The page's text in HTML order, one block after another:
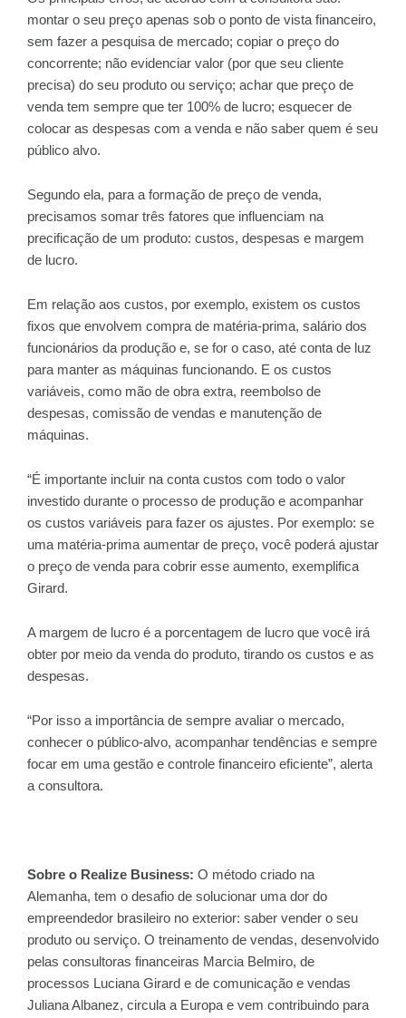
montar o seu preço apenas sob o ponto de vista financeiro,
sem fazer a pesquisa de mercado; copiar o preço do
concorrente; não evidenciar valor (por que seu cliente
precisa) do seu produto ou serviço; achar que preço de
venda tem sempre que ter 100% de lucro; esquecer de
colocar as despesas com a venda e não saber quem é seu
público alvo.
Segundo ela, para a formação de preço de venda,
precisamos somar três fatores que influenciam na
precificação de um produto: custos, despesas e margem
de lucro.
Em relação aos custos, por exemplo, existem os custos
fixos que envolvem compra de matéria-prima, salário dos
funcionários da produção e, se for o caso, até conta de luz
para manter as máquinas funcionando. E os custos
variáveis, como mão de obra extra, reembolso de
despesas, comissão de vendas e manutenção de
máquinas.
“É importante incluir na conta custos com todo o valor
investido durante o processo de produção e acompanhar
os custos variáveis para fazer os ajustes. Por exemplo: se
uma matéria-prima aumentar de preço, você poderá ajustar
o preço de venda para cobrir esse aumento, exemplifica
Girard.
A margem de lucro é a porcentagem de lucro que você irá
obter por meio da venda do produto, tirando os custos e as
despesas.
“Por isso a importância de sempre avaliar o mercado,
conhecer o público-alvo, acompanhar tendências e sempre
focar em uma gestão e controle financeiro eficiente”, alerta
a consultora.
Sobre o Realize Business: O método criado na
Alemanha, tem o desafio de solucionar uma dor do
empreendedor brasileiro no exterior: saber vender o seu
produto ou serviço. O treinamento de vendas, desenvolvido
pelas consultoras financeiras Marcia Belmiro, de
processos Luciana Girard e de comunicação e vendas
Juliana Albanez, circula a Europa e vem contribuindo para